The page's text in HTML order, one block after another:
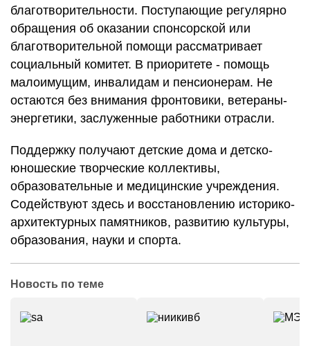
благотворительности. Поступающие регулярно
обращения об оказании спонсорской или
благотворительной помощи рассматривает
социальный комитет. В приоритете - помощь
малоимущим, инвалидам и пенсионерам. Не
остаются без внимания фронтовики, ветераны-
энергетики, заслуженные работники отрасли.
Поддержку получают детские дома и детско-
юношеские творческие коллективы,
образовательные и медицинские учреждения.
Содействуют здесь и восстановлению историко-
архитектурных памятников, развитию культуры,
образования, науки и спорта.
Новость по теме